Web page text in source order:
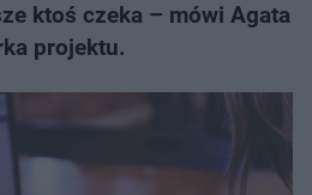
ktoś czeka – mówi Agata
projektu.